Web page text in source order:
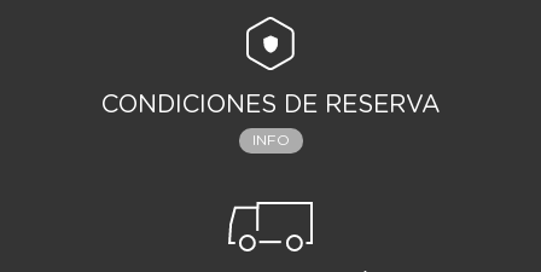
CONDICIONES DE RESERVA
INFO